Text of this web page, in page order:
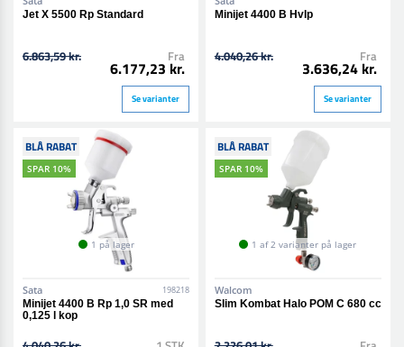
Jet X 5500 Rp Standard
6.863,59 kr. Fra
6.177,23 kr.
Se varianter
Minijet 4400 B Hvlp
4.040,26 kr. Fra
3.636,24 kr.
Se varianter
BLÅ RABAT
SPAR 10%
1 på lager
Sata 198218
Minijet 4400 B Rp 1,0 SR med
0,125 l kop
BLÅ RABAT
SPAR 10%
1 af 2 varianter på lager
Walcom
Slim Kombat Halo POM C 680 cc